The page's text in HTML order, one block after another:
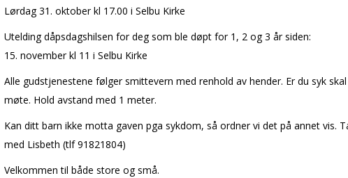
Lørdag 31. oktober kl 17.00 i Selbu Kirke
Utelding dåpsdagshilsen for deg som ble døpt for 1, 2 og 3 år siden:
15. november kl 11 i Selbu Kirke
Alle gudstjenestene følger smittevern med renhold av hender. Er du syk
møte. Hold avstand med 1 meter.
Kan ditt barn ikke motta gaven pga sykdom, så ordner vi det på annet vis.
med Lisbeth (tlf 91821804)
Velkommen til både store og små.